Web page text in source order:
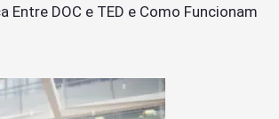
Entre DOC e TED e Como Funcionam